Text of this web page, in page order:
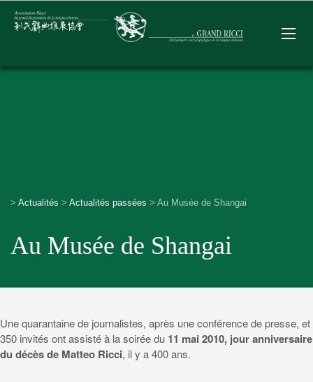
> Actualités > Actualités passées > Au Musée de Shangai
Au Musée de Shangai
Une quarantaine de journalistes, après une conférence de presse, et
350 invités ont assisté à la soirée du 11 mai 2010, jour anniversaire
du décès de Matteo Ricci, il y a 400 ans.